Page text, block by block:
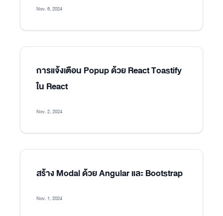
Nov. 6, 2024
การแจ้งเตือน Popup ด้วย React Toastify
ใน React
Nov. 2, 2024
สร้าง Modal ด้วย Angular และ Bootstrap
Nov. 1, 2024